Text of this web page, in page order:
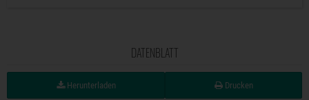
DATENBLATT
Herunterladen Drucken